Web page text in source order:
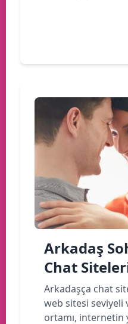
Arkadaş
Chat
Arkadaşça chat
web sitesi seviyeli
ortamı, internetin